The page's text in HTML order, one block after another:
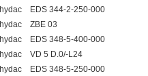
hydac EDS 344-2-250-000
hydac ZBE 03
hydac EDS 348-5-400-000
hydac VD 5 D.0/-L24
hydac EDS 348-5-250-000